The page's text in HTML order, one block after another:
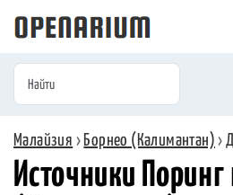
Малайзия › Борнео (Калимантан) ›
Источники